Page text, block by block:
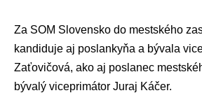
Za SOM Slovensko do mestského
kandiduje aj poslankyňa a bývala
Zaťovičová, ako aj poslanec
bývalý viceprimátor Juraj Káčer.